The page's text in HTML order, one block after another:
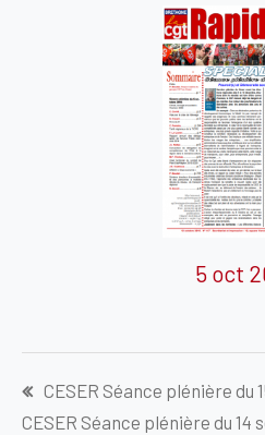
5 oct
CESER Séance plénière du
CESER Séance plénière du 14